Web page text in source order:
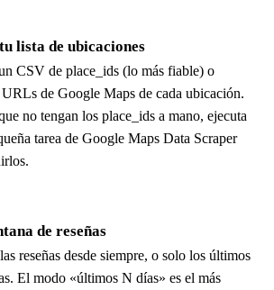
lista de ubicaciones
CSV de place_ids (lo más fiable) o
de Google Maps de cada ubicación.
no tengan los place_ids a mano, ejecuta
tarea de Google Maps Data Scraper
de reseñas
reseñas desde siempre, o solo los últimos
El modo «últimos N días» es el más